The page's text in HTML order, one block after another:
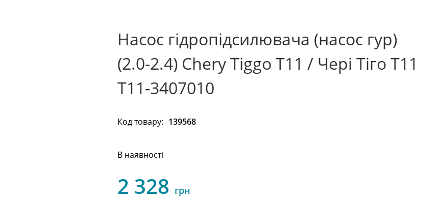
Насос гідропідсилювача (насос гур)
(2.0-2.4) Chery Tiggo Т11 / Чері Тіго Т11
T11-3407010
Код товару: 139568
В наявності
2 328 грн